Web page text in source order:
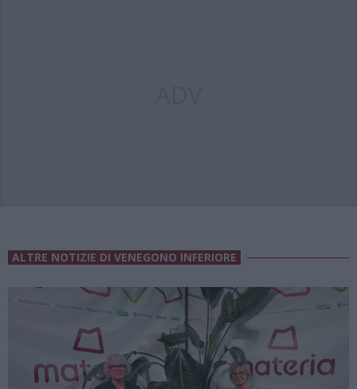
ALTRE NOTIZIE DI VENEGONO INFERIORE